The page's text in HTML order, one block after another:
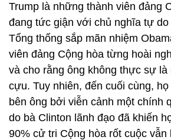
Trump là những thành viên đảng
đang tức giận với chủ nghĩa tự
Tổng thống sắp mãn nhiệm
viên đảng Cộng hòa từng hoài
và cho rằng ông không thực sự
cựu. Tuy nhiên, đến cuối cùng,
bên ông bởi viễn cảnh một chính
do bà Clinton lãnh đạo đã khiến
90% cử tri Cộng hòa rốt cuộc vẫn